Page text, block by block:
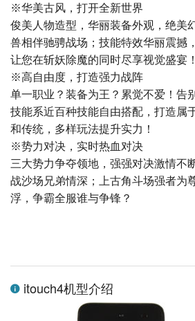
※华美古风，打开全新世界
俊美人物造型，华丽装备外观，绝美
兽相伴驰骋战场；技能特效华丽震撼
让您在斩妖除魔的同时尽享视觉盛宴！
※高自由度，打造强力战阵
单一职业？装备为王？累觉不爱！告
技能系近百种技能自由搭配，打造属
和传统，多样玩法提升实力！
※势力对决，实时热血对决
三大势力争夺领地，强强对决激情不
战沙场兄弟情深；上古角斗场强者为
浮，争霸全服谁与争锋？
itouch4机型介绍